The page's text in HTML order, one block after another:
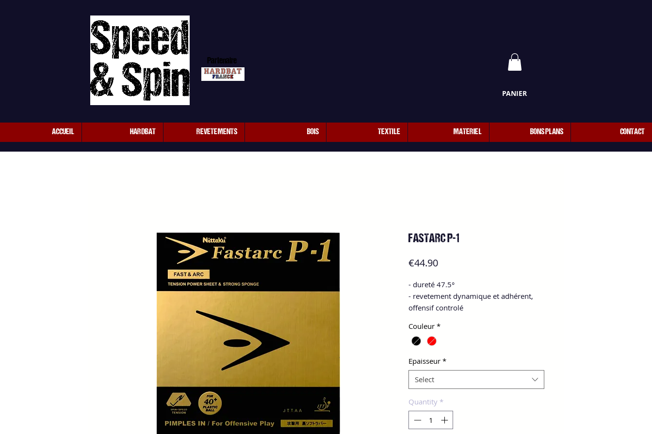
Partenaire
PANIER
ACCUEIL HARDBAT REVETEMENTS BOIS TEXTILE MATERIEL BONS PLANS CONTACT
FASTARC P-1
€44.90Price
- dureté 47.5°
- revetement dynamique et adhérent,
offensif controlé
Couleur *
Epaisseur *
Select
Quantity *